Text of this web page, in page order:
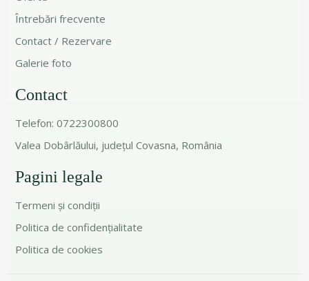
Întrebări frecvente
Contact / Rezervare
Galerie foto
Contact
Telefon: 0722300800
Valea Dobârlăului, județul Covasna, România
Pagini legale
Termeni și condiții
Politica de confidențialitate
Politica de cookies